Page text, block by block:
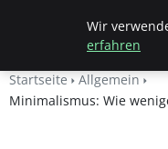
Apemania
Startseite
Allgemein
Minimalismus: Wie
Wir
erfahren